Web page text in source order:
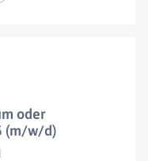
oder
(m/w/d)